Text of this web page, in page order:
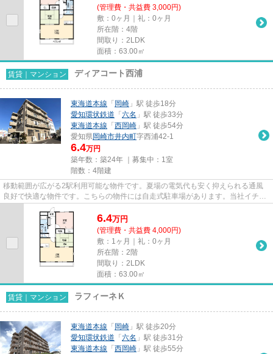
(管理費・共益費 3,000円)
敷：0ヶ月｜礼：0ヶ月
所在階：4階
間取り：2LDK
面積：63.00㎡
賃貸｜マンション ディアコート西浦
東海道本線 「 岡崎 」駅 徒歩18分
愛知環状鉄道 「 六名 」駅 徒歩33分
東海道本線 「 西岡崎 」駅 徒歩54分
愛知県岡崎市井内町字西浦42-1
6.4万円
築年数：築24年 ｜募集中： 1室
階数：4階建
移動範囲が広がる2駅利用可能な物件です。夏場の電気代も安く抑えられる通風
良好で快適な物件です。こちらの物件には自走式駐車場があります。当社イチオ
シの物件の「ディアコート西浦...
6.4万円
(管理費・共益費 4,000円)
敷：1ヶ月｜礼：0ヶ月
所在階：2階
間取り：2LDK
面積：63.00㎡
賃貸｜マンション ラフィーネＫ
東海道本線 「 岡崎 」駅 徒歩20分
愛知環状鉄道 「 六名 」駅 徒歩31分
東海道本線 「 西岡崎 」駅 徒歩55分